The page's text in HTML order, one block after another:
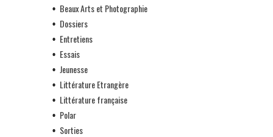
Beaux Arts et Photographie
Dossiers
Entretiens
Essais
Jeunesse
Littérature Etrangère
Littérature française
Polar
Sorties